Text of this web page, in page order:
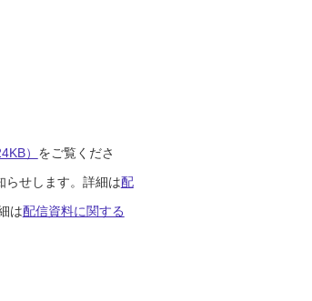
） をご覧くださ
らせします。詳細は配
は配信資料に関する